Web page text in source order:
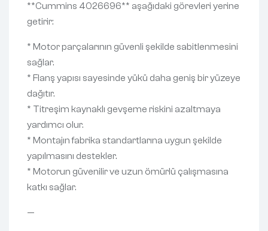
**Cummins 4026696** aşağıdaki görevleri yerine
getirir:
* Motor parçalarının güvenli şekilde sabitlenmesini
sağlar.
* Flanş yapısı sayesinde yükü daha geniş bir yüzeye
dağıtır.
* Titreşim kaynaklı gevşeme riskini azaltmaya
yardımcı olur.
* Montajın fabrika standartlarına uygun şekilde
yapılmasını destekler.
* Motorun güvenilir ve uzun ömürlü çalışmasına
katkı sağlar.
—